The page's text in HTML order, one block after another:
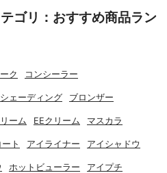
ゴリ：おすすめ商品ラン
ク コンシーラー
シェーディング ブロンザー
ーム EEクリーム マスカラ
ト アイライナー アイシャドウ
ホットビューラー アイプチ